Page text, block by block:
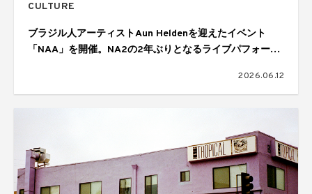
CULTURE
ブラジル人アーティストAun Heldenを迎えたイベント
「NAA」を開催。NA2の2年ぶりとなるライブパフォーマ
2026.06.12